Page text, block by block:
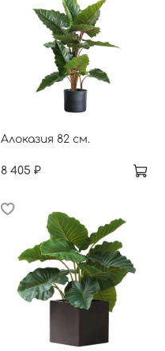
Алоказия 82 см.
8 405 ₽